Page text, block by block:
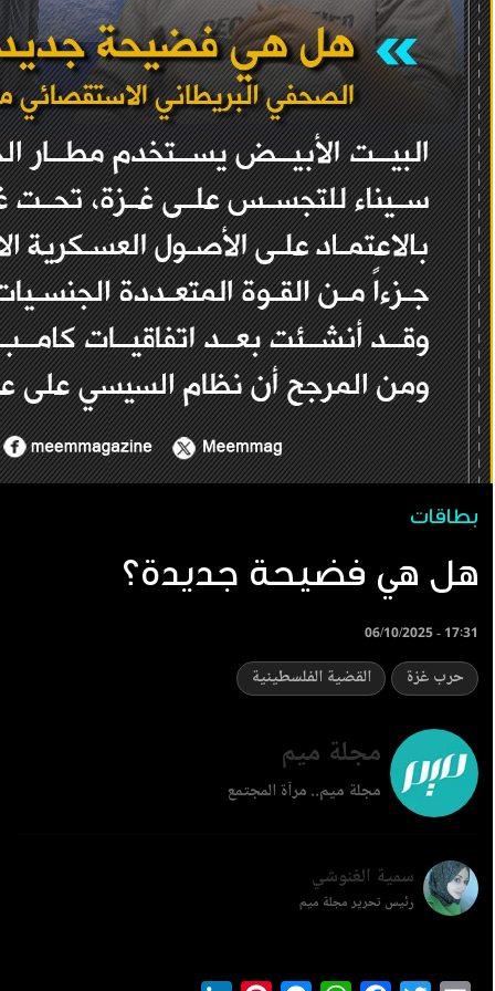
بطاقات
هل هي فضيحة جديدة؟
06/10/2025 - 17:31
حرب غزة القضية الفلسطينية
مجلة ميم
مجلة ميم.. مرآة المجتمع
سمية الغنوشي
رئيس تحرير مجلة ميم